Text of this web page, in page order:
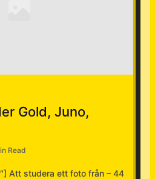
Gold, Juno,
Read
Att studera ett foto från – 44